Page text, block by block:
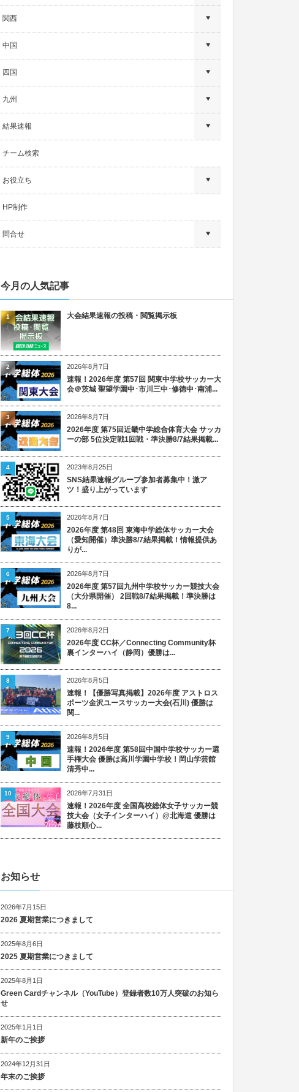
関西
中国
四国
九州
結果速報
チーム検索
お役立ち
HP制作
問合せ
今月の人気記事
大会結果速報の投稿・閲覧掲示板
1
2026年8月7日
速報！2026年度 第57回 関東中学校サッカー大
会＠茨城 聖望学園中･市川三中･修徳中･南浦...
2
2026年8月7日
2026年度 第75回近畿中学総合体育大会 サッカ
ーの部 5位決定戦1回戦・準決勝8/7結果掲載...
3
2023年8月25日
SNS結果速報グループ参加者募集中！激ア
ツ！盛り上がっています
4
2026年8月7日
2026年度 第48回 東海中学総体サッカー大会
（愛知開催）準決勝8/7結果掲載！情報提供あ
りが...
5
2026年8月7日
2026年度 第57回九州中学校サッカー競技大会
（大分県開催） 2回戦8/7結果掲載！準決勝は
8...
6
2026年8月2日
2026年度 CC杯／Connecting Community杯
裏インターハイ（静岡）優勝は...
7
2026年8月5日
速報！【優勝写真掲載】2026年度 アストロス
ポーツ金沢ユースサッカー大会(石川) 優勝は
関...
8
2026年8月5日
速報！2026年度 第58回中国中学校サッカー選
手権大会 優勝は高川学園中学校！岡山学芸館
清秀中...
9
2026年7月31日
速報！2026年度 全国高校総体女子サッカー競
技大会（女子インターハイ）@北海道 優勝は
藤枝順心...
10
お知らせ
2026年7月15日
2026 夏期営業につきまして
2025年8月6日
2025 夏期営業につきまして
2025年8月1日
Green Cardチャンネル（YouTube）登録者数10万人突破のお知ら
せ
2025年1月1日
新年のご挨拶
2024年12月31日
年末のご挨拶